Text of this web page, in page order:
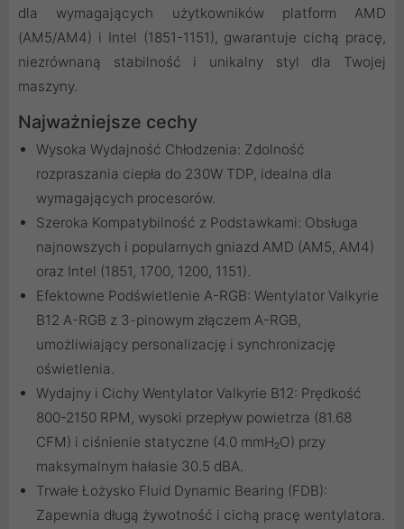
dla wymagających użytkowników platform AMD
(AM5/AM4) i Intel (1851-1151), gwarantuje cichą pracę,
niezrównaną stabilność i unikalny styl dla Twojej
maszyny.
Najważniejsze cechy
Wysoka Wydajność Chłodzenia: Zdolność
rozpraszania ciepła do 230W TDP, idealna dla
wymagających procesorów.
Szeroka Kompatybilność z Podstawkami: Obsługa
najnowszych i popularnych gniazd AMD (AM5, AM4)
oraz Intel (1851, 1700, 1200, 1151).
Efektowne Podświetlenie A-RGB: Wentylator Valkyrie
B12 A-RGB z 3-pinowym złączem A-RGB,
umożliwiający personalizację i synchronizację
oświetlenia.
Wydajny i Cichy Wentylator Valkyrie B12: Prędkość
800-2150 RPM, wysoki przepływ powietrza (81.68
CFM) i ciśnienie statyczne (4.0 mmH₂O) przy
maksymalnym hałasie 30.5 dBA.
Trwałe Łożysko Fluid Dynamic Bearing (FDB):
Zapewnia długą żywotność i cichą pracę wentylatora.